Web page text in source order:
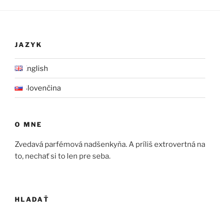
JAZYK
English
Slovenčina
O MNE
Zvedavá parfémová nadšenkyňa. A príliš extrovertná na
to, nechať si to len pre seba.
HLADAŤ